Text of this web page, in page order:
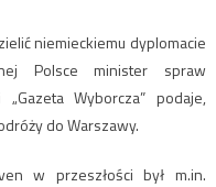
niemieckiemu dyplomacie
Polsce minister spraw
Wyborcza” podaje,
do Warszawy.
w przeszłości był m.in.